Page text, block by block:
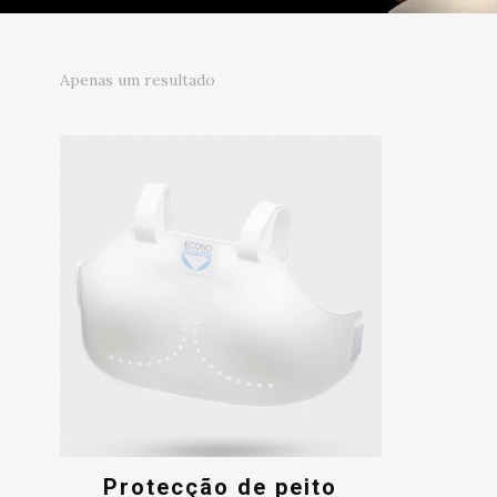
Apenas um resultado
Protecção de peito